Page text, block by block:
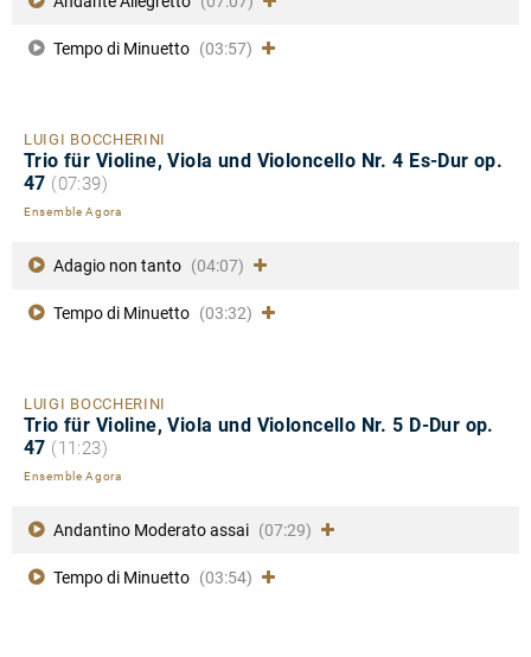
Tempo di Minuetto (03:57)
LUIGI BOCCHERINI
Trio für Violine, Viola und Violoncello Nr. 4 Es-Dur op.
47 (07:39)
Ensemble Agora
Adagio non tanto (04:07)
Tempo di Minuetto (03:32)
LUIGI BOCCHERINI
Trio für Violine, Viola und Violoncello Nr. 5 D-Dur op.
47 (11:23)
Ensemble Agora
Andantino Moderato assai (07:29)
Tempo di Minuetto (03:54)